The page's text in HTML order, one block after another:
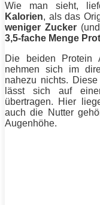
Wie man sieht,
Kalorien, als das
weniger Zucker
3,5-fache Menge
Die beiden
Protein
nehmen sich im
nahezu nichts.
lässt sich auf
übertragen. Hier
auch die Nutter
Augenhöhe.